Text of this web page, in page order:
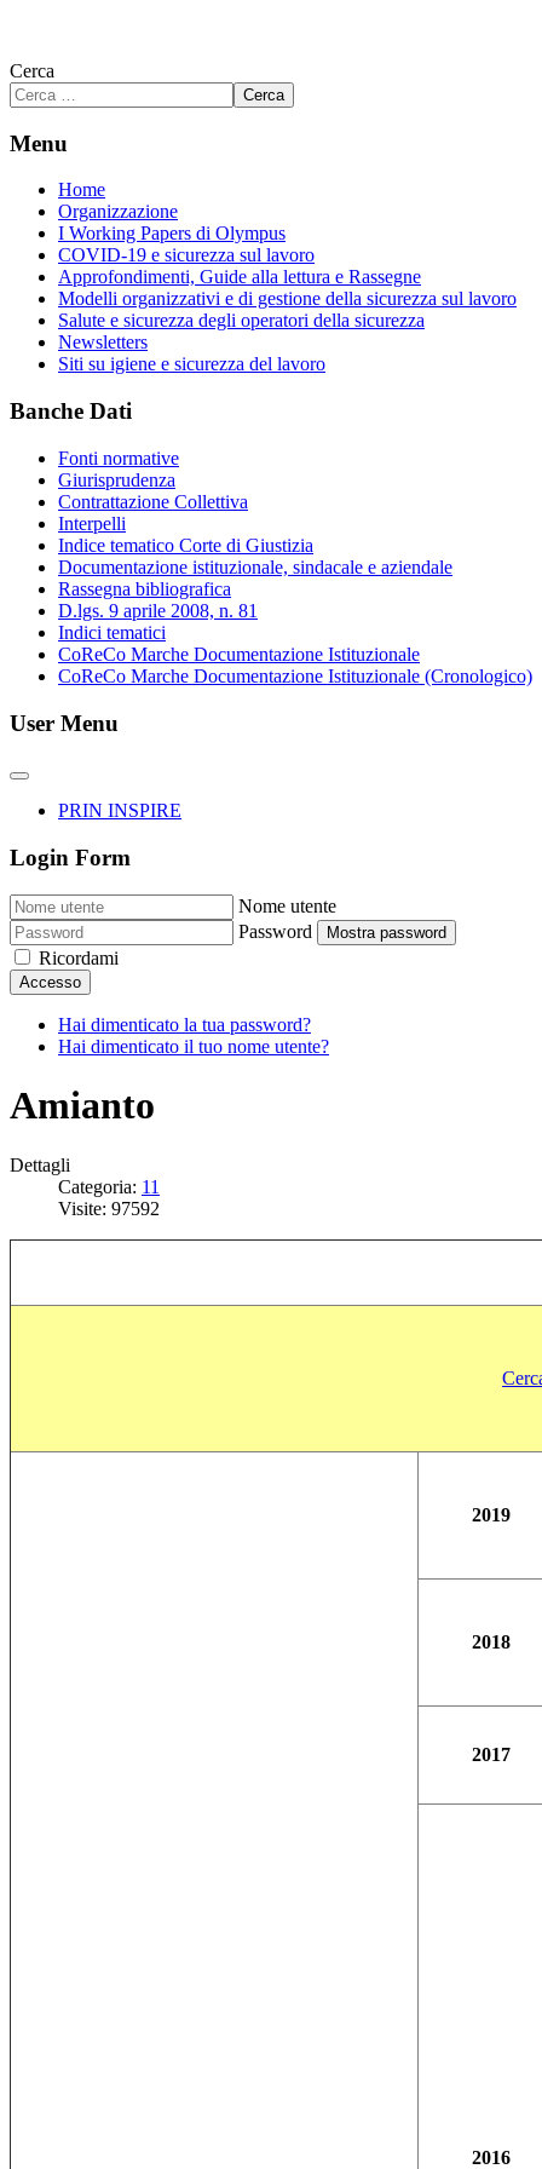
Cerca
Cerca
Menu
Home
Organizzazione
I Working Papers di Olympus
COVID-19 e sicurezza sul lavoro
Approfondimenti, Guide alla lettura e Rassegne
Modelli organizzativi e di gestione della sicurezza sul lavoro
Salute e sicurezza degli operatori della sicurezza
Newsletters
Siti su igiene e sicurezza del lavoro
Banche Dati
Fonti normative
Giurisprudenza
Contrattazione Collettiva
Interpelli
Indice tematico Corte di Giustizia
Documentazione istituzionale, sindacale e aziendale
Rassegna bibliografica
D.lgs. 9 aprile 2008, n. 81
Indici tematici
CoReCo Marche Documentazione Istituzionale
CoReCo Marche Documentazione Istituzionale (Cronologico)
User Menu
PRIN INSPIRE
Login Form
Nome utente
Password
Mostra password
Ricordami
Accesso
Hai dimenticato la tua password?
Hai dimenticato il tuo nome utente?
Amianto
Dettagli
Categoria: 11
Visite: 97592
2019
2018
2017
2016